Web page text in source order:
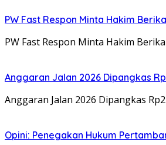
PW Fast Respon Minta Hakim
PW Fast Respon Minta Hakim
Anggaran Jalan 2026 Dipangkas
Anggaran Jalan 2026 Dipangkas
Opini: Penegakan Hukum